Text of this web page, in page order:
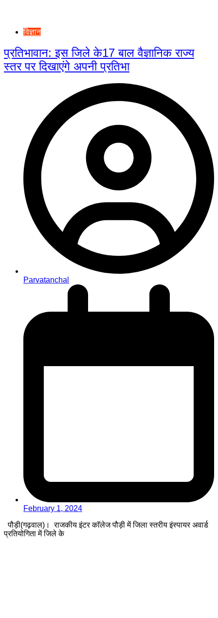
विज्ञान
प्रतिभावान: इस जिले के17 बाल वैज्ञानिक राज्य
स्तर पर दिखाएंगे अपनी प्रतिभा
Parvatanchal
February 1, 2024
पौड़ी(गढ़वाल)। राजकीय इंटर काॅलेज पौड़ी में जिला स्तरीय इंस्पायर अवार्ड
प्रतियोगिता में जिले के